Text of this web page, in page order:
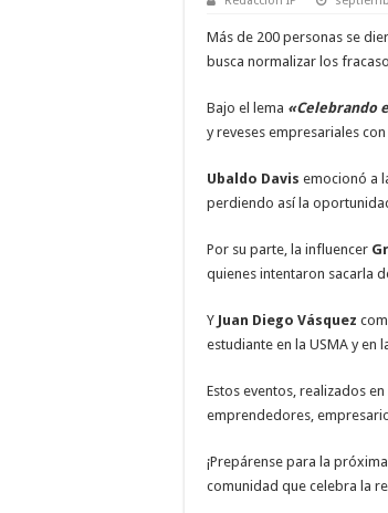
Más de 200 personas se
busca normalizar los
Bajo el lema «Celebrando
y reveses empresariales
Ubaldo Davis emocionó a
perdiendo así la
Por su parte, la influencer
quienes intentaron sacarla
Y Juan Diego Vásquez
estudiante en la USMA y en
Estos eventos, realizados
emprendedores,
¡Prepárense para la
comunidad que celebra la